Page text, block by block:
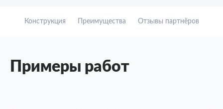
Конструкция Преимущества Отзывы партнёров
Примеры работ